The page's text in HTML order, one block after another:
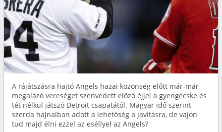
A rájátszásra hajtó Angels hazai közönség előtt már-már
megalázó vereséget szenvedett előző éjjel a gyengécske és
tét nélkül játszó Detroit csapatától. Magyar idő szerint
szerda hajnalban adott a lehetőség a javításra, de vajon
tud majd élni ezzel az eséllyel az Angels?